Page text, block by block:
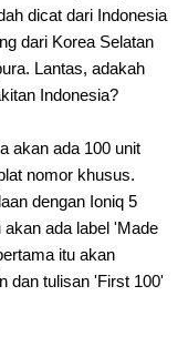
dicat dari Indonesia
dari Korea Selatan
Lantas, adakah
Indonesia?
akan ada 100 unit
nomor khusus.
dengan Ioniq 5
ada label 'Made
itu akan
dan tulisan 'First 100'